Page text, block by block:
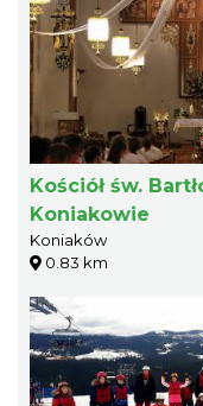
Kościół św.
Koniakowie
Koniaków
0.83 km